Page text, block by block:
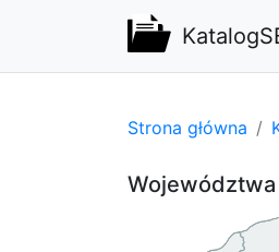
Strona główna
Województwa